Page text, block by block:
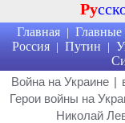
Ру
Главная | Главные
Россия | Путин |
Война на Украине |
Герои войны на
Николай